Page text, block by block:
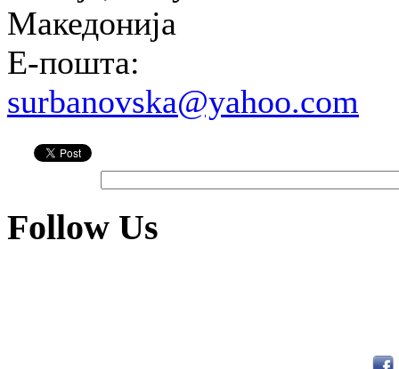
Македонија
Е-пошта:
surbanovska@yahoo.com
Follow Us